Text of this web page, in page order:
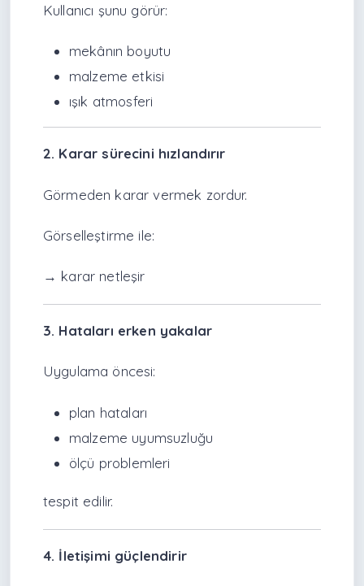
Kullanıcı şunu görür:
mekânın boyutu
malzeme etkisi
ışık atmosferi
2. Karar sürecini hızlandırır
Görmeden karar vermek zordur.
Görselleştirme ile:
→ karar netleşir
3. Hataları erken yakalar
Uygulama öncesi:
plan hataları
malzeme uyumsuzluğu
ölçü problemleri
tespit edilir.
4. İletişimi güçlendirir